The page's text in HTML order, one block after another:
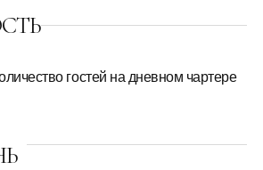
гостей на дневном чартере